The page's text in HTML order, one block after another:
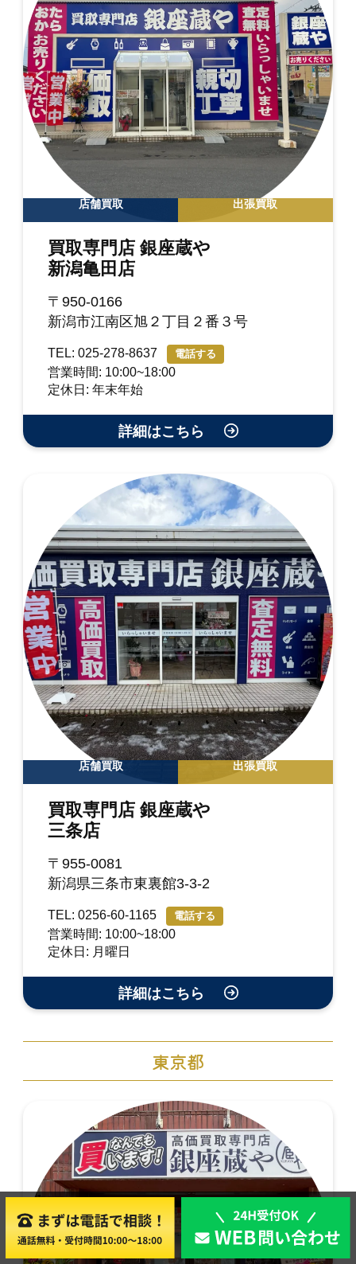
店舗買取 出張買取
買取専門店 銀座蔵や
新潟亀田店
〒950-0166
新潟市江南区旭２丁目２番３号
TEL: 025-278-8637 電話する
営業時間: 10:00~18:00
定休日: 年末年始
詳細はこちら
店舗買取 出張買取
買取専門店 銀座蔵や
三条店
〒955-0081
新潟県三条市東裏館3-3-2
TEL: 0256-60-1165 電話する
営業時間: 10:00~18:00
定休日: 月曜日
詳細はこちら
東京都